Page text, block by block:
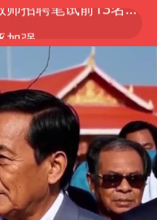
加强
广东雷州通报特教老师招聘违规事件
杯奶茶”又爆单了
收涨
泰国枪击案凶手先杀祖父母后行凶
一签需缴款7.54万元